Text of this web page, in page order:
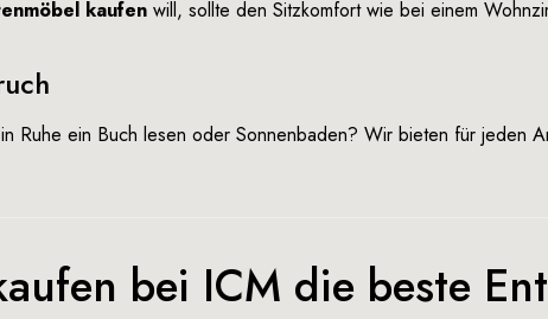
kaufen will, sollte den Sitzkomfort wie bei einem
Ruhe ein Buch lesen oder Sonnenbaden? Wir bieten für jeden
bei ICM die beste